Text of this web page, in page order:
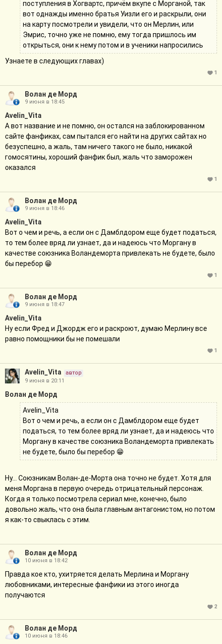
поступления в Хогвартс, причём вкупе с Морганой, так
вот однажды именно братья Уизли его и раскрыли, они
на карту посмотрели и увидели, что он Мерлин, или
Эмрис, точно уже не помню, ему тогда пришлось им
открыться, они к нему потом и в ученики напросились
Узнаете в следующих главах)
1
Волан де Морд
9 июня в 18:45
Avelin_Vita
А вот название и не помню, он остался на заблокированном
сайте фанфиках, сам пытался его найти на других сайтах но
безуспешно, а жаль, там ничего такого не было, никакой
гомосятины, хороший фанфик был, жаль что заморожен
оказался
1
Волан де Морд
9 июня в 18:46
Avelin_Vita
Вот о чем и речь, а если он с Дамблдором еще будет податься,
то тем более вряд ли узнает, да и надеюсь что Моргану в
качестве союзника Воландеморта привлекать не будете, было
бы перебор 😁
1
Волан де Морд
9 июня в 18:47
Avelin_Vita
Ну если Фред и Джордж его и раскроют, думаю Мерлину все
равно помощники бы не помешали
1
Avelin_Vita
автор
9 июня в 20:11
Волан де Морд
Avelin_Vita
Вот о чем и речь, а если он с Дамблдором еще будет
податься, то тем более вряд ли узнает, да и надеюсь что
Моргану в качестве союзника Воландеморта привлекать
не будете, было бы перебор 😁
Ну... Союзникам Волан-де-Морта она точно не будет. Хотя для
меня Моргана в первую очередь отрицательный персонаж.
Когда я только посмотрела сериал мне, конечно, было
довольно жаль, что она была главным антагонистом, но потом
я как-то свыклась с этим.
Волан де Морд
10 июня в 18:42
Правда кое кто, ухитряется делать Мерлина и Моргану
любовниками, интересные фанфики из этого иногда
получаются
2
Волан де Морд
10 июня в 18:46